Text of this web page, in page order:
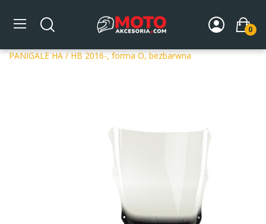
0
Strona główna DLA MOTOCYKLA Szyby
Szyby
PANIGALE HA / HB 2016-, forma O, bezbarwna